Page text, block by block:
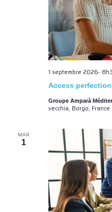
Access
1 septembre 2026-
Groupe Amparà
vecchia, Borgo, France
MAR
1